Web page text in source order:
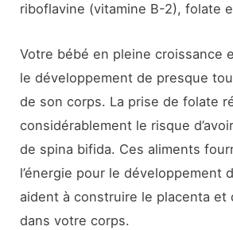
riboflavine (vitamine B-2), folate
Votre bébé en pleine croissance
le développement de presque
de son corps. La prise de folate
considérablement le risque
de spina bifida. Ces aliments
l’énergie pour le développement
aident à construire le placenta et
dans votre corps.